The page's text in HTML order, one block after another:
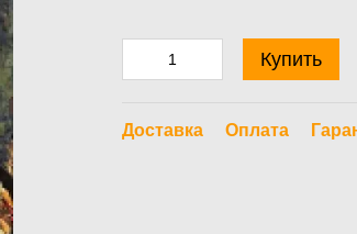
Купить
Доставка Оплата